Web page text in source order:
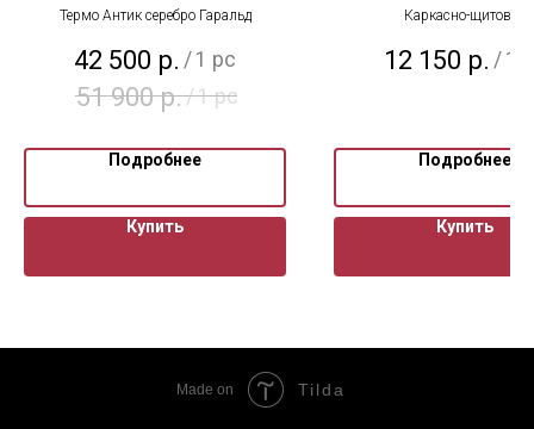
Термо Антик серебро Гаральд
42 500 р. / 1 pc
51 900 р./1 pc
Подробнее
Купить
Каркасно-щитовая
12 150 р. / 1
Подробнее
Купить
Made on Tilda